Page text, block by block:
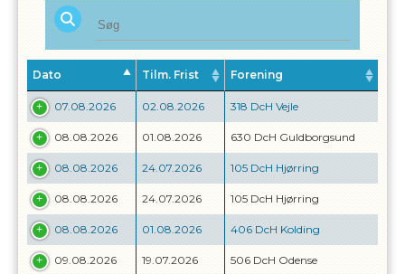
Dato Tilm. Frist Forening
07.08.2026 02.08.2026 318 DcH Vejle
08.08.2026 01.08.2026 630 DcH Guldborgsund
08.08.2026 24.07.2026 105 DcH Hjørring
08.08.2026 24.07.2026 105 DcH Hjørring
08.08.2026 01.08.2026 406 DcH Kolding
09.08.2026 19.07.2026 506 DcH Odense